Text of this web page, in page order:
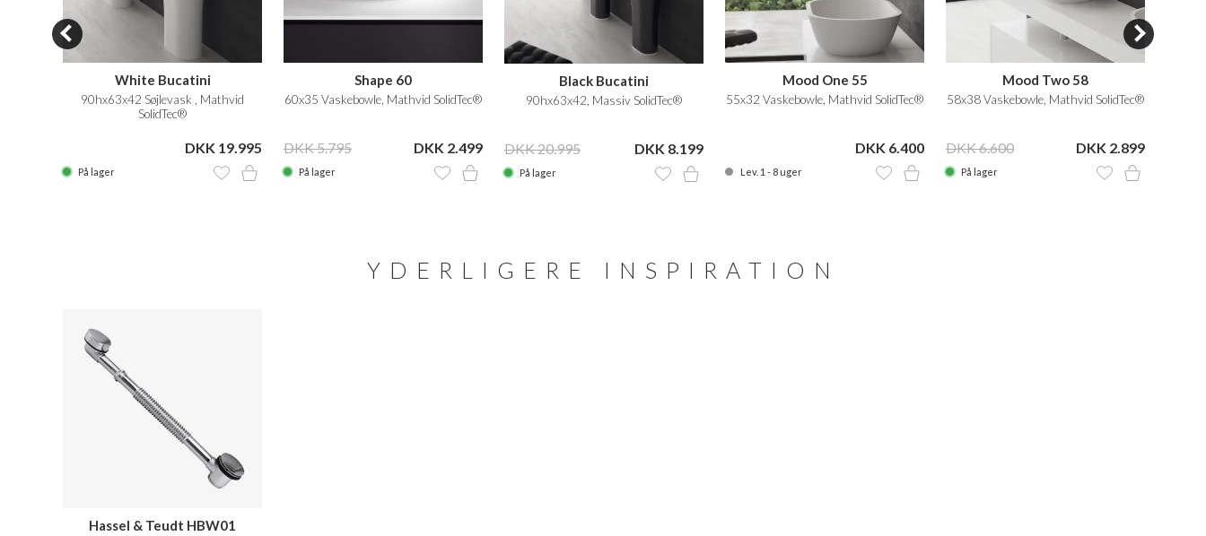
White Bucatini
90hx63x42 Søjlevask , Mathvid
SolidTec®
DKK 19.995
På lager
Shape 60
60x35 Vaskebowle, Mathvid SolidTec®
DKK 5.795 DKK 2.499
På lager
Black Bucatini
90hx63x42, Massiv SolidTec®
DKK 20.995 DKK 8.199
På lager
Mood One 55
55x32 Vaskebowle, Mathvid SolidTec®
DKK 6.400
Lev. 1 - 8 uger
Mood Two 58
58x38 Vaskebowle, Mathvid SolidTec®
DKK 6.600 DKK 2.899
På lager
YDERLIGERE INSPIRATION
Hassel & Teudt HBW01